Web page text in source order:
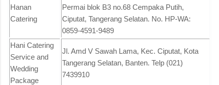
Hanan
Catering
Permai blok B3 no.68 Cempaka Putih,
Ciputat, Tangerang Selatan. No. HP-WA:
0859-4591-9489
Hani Catering
Service and
Wedding
Package
Jl. Amd V Sawah Lama, Kec. Ciputat, Kota
Tangerang Selatan, Banten. Telp (021)
7439910